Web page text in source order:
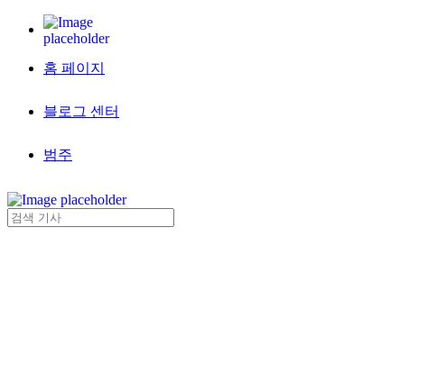
홈 페이지
블로그 센터
범주